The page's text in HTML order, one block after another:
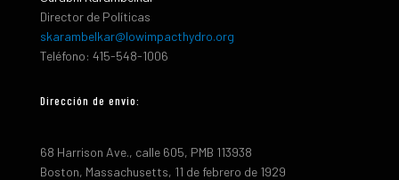
Director de Políticas
skarambelkar@lowimpacthydro.org
Teléfono: 415-548-1006
Dirección de envio:
68 Harrison Ave., calle 605, PMB 113938
Boston, Massachusetts, 11 de febrero de 1929